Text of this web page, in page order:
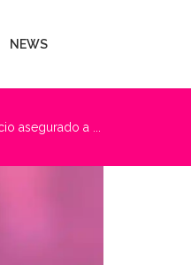
NEWS
asegurado a ...